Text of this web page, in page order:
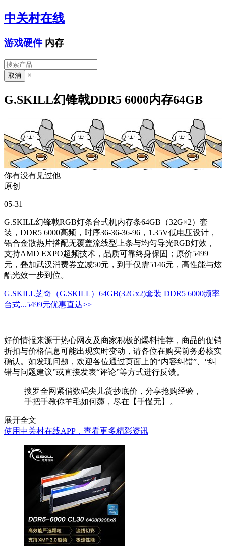
中关村在线
游戏硬件 内存
×
G.SKILL幻锋戟DDR5 6000内存64GB
你有没有见过他
原创
05-31
G.SKILL幻锋戟RGB灯条台式机内存条64GB（32G×2）套
装，DDR5 6000高频，时序36-36-36-96，1.35V低电压设计，
铝合金散热片搭配无覆盖流线型上条与均匀导光RGB灯效，
支持AMD EXPO超频技术，品质可靠终身保固；原价5499
元，叠加武汉消费券立减50元，到手仅需5146元，高性能与炫
酷光效一步到位。
G.SKILL芝奇（G.SKILL）64GB(32Gx2)套装 DDR5 6000频率
台式...5499元优惠直达>>
好价情报来源于热心网友及商家积极的爆料推荐，商品的促销
折扣与价格信息可能出现实时变动，请各位在购买前务必核实
确认。如发现问题，欢迎各位通过页面上的“内容纠错”、“纠
错与问题建议”或直接发表“评论”等方式进行反馈。
搜罗全网紧俏数码尖儿货抄底价，分享抢购经验，
手把手教你羊毛如何薅，尽在【手慢无】。
展开全文
使用中关村在线APP，查看更多精彩资讯